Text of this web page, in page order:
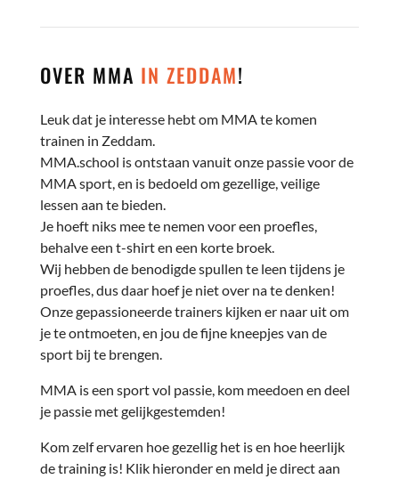
OVER MMA IN ZEDDAM!
Leuk dat je interesse hebt om MMA te komen
trainen in Zeddam.
MMA.school is ontstaan vanuit onze passie voor de
MMA sport, en is bedoeld om gezellige, veilige
lessen aan te bieden.
Je hoeft niks mee te nemen voor een proefles,
behalve een t-shirt en een korte broek.
Wij hebben de benodigde spullen te leen tijdens je
proefles, dus daar hoef je niet over na te denken!
Onze gepassioneerde trainers kijken er naar uit om
je te ontmoeten, en jou de fijne kneepjes van de
sport bij te brengen.
MMA is een sport vol passie, kom meedoen en deel
je passie met gelijkgestemden!
Kom zelf ervaren hoe gezellig het is en hoe heerlijk
de training is! Klik hieronder en meld je direct aan